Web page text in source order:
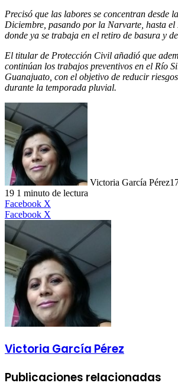
Precisó que las labores se concentran desde
Diciembre, pasando por la Narvarte, hasta el
donde ya se trabaja en el retiro de basura y
El titular de Protección Civil añadió que
continúan los trabajos preventivos en el Río
Guanajuato, con el objetivo de reducir
durante la temporada pluvial.
Victoria García Pérez
19 1 minuto de lectura
Facebook X
Facebook X
electrónico
Victoria García Pérez
Publicaciones relacionadas